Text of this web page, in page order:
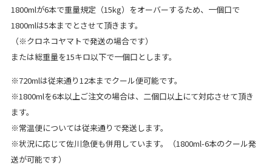
1800mlが6本で重量規定（15kg）をオーバーするため、一個口で
1800mlは5本までとさせて頂きます。
（※クロネコヤマトで発送の場合です）
または総重量を15キロ以下で一個口とします。
※720mlは従来通り12本までクール便可能です。
※1800mlを6本以上ご注文の場合は、二個口以上にて対応させて頂き
ます。
※常温便については従来通りで発送します。
※状況に応じて佐川急便も併用しています。（1800ml-6本のクール発
送が可能です）